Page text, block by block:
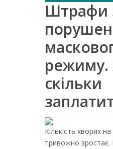
Штрафи
режиму.
скільки
Кількість хворих
тривожно зростає.